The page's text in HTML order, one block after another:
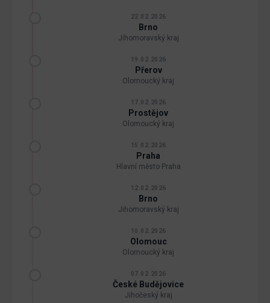
22.02.2026
Brno
Jihomoravský kraj
19.02.2026
Přerov
Olomoucký kraj
17.02.2026
Prostějov
Olomoucký kraj
15.02.2026
Praha
Hlavní město Praha
12.02.2026
Brno
Jihomoravský kraj
10.02.2026
Olomouc
Olomoucký kraj
07.02.2026
České Budějovice
Jihočeský kraj